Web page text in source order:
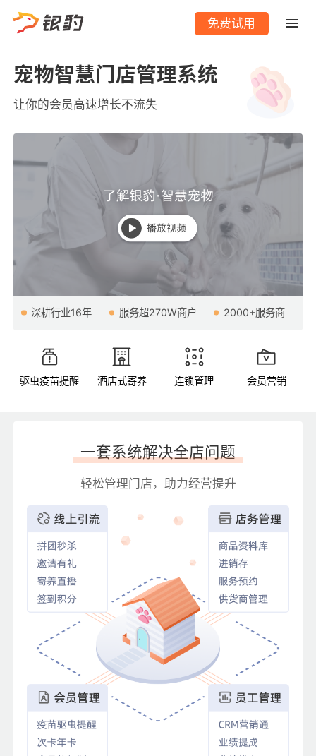
免费试用
宠物智慧门店管理系统
让你的会员高速增长不流失
深耕行业16年 服务超270W商户 2000+服务商
驱虫疫苗提醒 酒店式寄养 连锁管理 会员营销
一套系统解决全店问题
轻松管理门店，助力经营提升